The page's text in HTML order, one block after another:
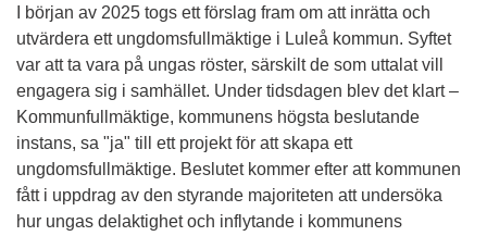
I början av 2025 togs ett förslag fram om att inrätta och
utvärdera ett ungdomsfullmäktige i Luleå kommun. Syftet
var att ta vara på ungas röster, särskilt de som uttalat vill
engagera sig i samhället. Under tidsdagen blev det klart –
Kommunfullmäktige, kommunens högsta beslutande
instans, sa "ja" till ett projekt för att skapa ett
ungdomsfullmäktige. Beslutet kommer efter att kommunen
fått i uppdrag av den styrande majoriteten att undersöka
hur ungas delaktighet och inflytande i kommunens